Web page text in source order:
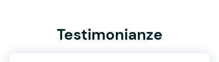
Testimonianze